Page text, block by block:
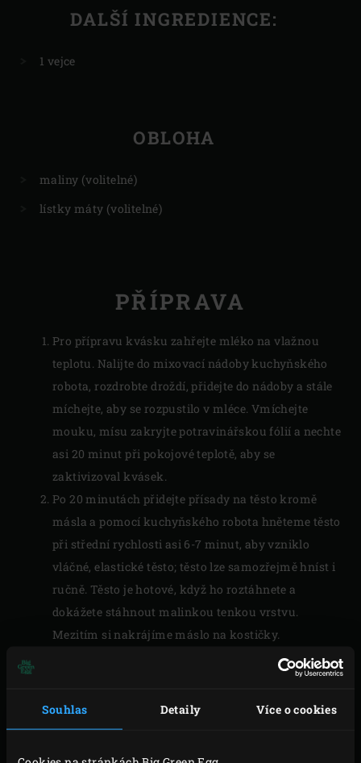
Souhlas Detaily Více o cookies
DALŠÍ INGREDIENCE:
1 vejce
OBLOHA
maliny (volitelné)
lístky máty (volitelné)
PŘÍPRAVA
Pro přípravu kvásku zahřejte mléko na vlažnou
teplotu. Nalijte do mixovací nádoby kuchyňského
robota, rozdrobte droždí, přidejte do nádoby a stále
míchejte, aby se rozpustilo v mléce. Vmíchejte
mouku, mísu zakryjte potravinářskou fólií a nechte
asi 20 minut při pokojové teplotě, aby se
zaktivizoval kvásek.
Po 20 minutách přidejte přísady na těsto kromě
másla a pomocí kuchyňského robota hněteme těsto
při střední rychlosti asi 6-7 minut, aby vzniklo
vláčné, elastické těsto; těsto lze samozřejmě hníst i
ručně. Těsto je hotové, když ho roztáhnete a
dokážete stáhnout malinkou tenkou vrstvu.
Mezitím si nakrájíme máslo na kostičky.
Přidejte máslo do mísy a zapněte robota; necháme
míchat, dokud se vše nespojí. Nakonec přidejte
brusinky a počkejte, až se promíchají v celém těstě.
Vložte těsto do plastové misky. Mísu zakryjte